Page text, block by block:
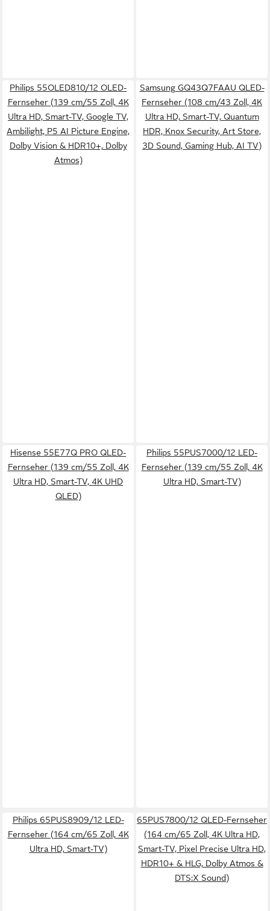
Philips 55OLED810/12 OLED-
Fernseher (139 cm/55 Zoll, 4K
Ultra HD, Smart-TV, Google TV,
Ambilight, P5 AI Picture Engine,
Dolby Vision & HDR10+, Dolby
Atmos)
Samsung GQ43Q7FAAU QLED-
Fernseher (108 cm/43 Zoll, 4K
Ultra HD, Smart-TV, Quantum
HDR, Knox Security, Art Store,
3D Sound, Gaming Hub, AI TV)
Hisense 55E77Q PRO QLED-
Fernseher (139 cm/55 Zoll, 4K
Ultra HD, Smart-TV, 4K UHD
QLED)
Philips 55PUS7000/12 LED-
Fernseher (139 cm/55 Zoll, 4K
Ultra HD, Smart-TV)
Philips 65PUS8909/12 LED-
Fernseher (164 cm/65 Zoll, 4K
Ultra HD, Smart-TV)
65PUS7800/12 QLED-Fernseher
(164 cm/65 Zoll, 4K Ultra HD,
Smart-TV, Pixel Precise Ultra HD,
HDR10+ & HLG, Dolby Atmos &
DTS:X Sound)